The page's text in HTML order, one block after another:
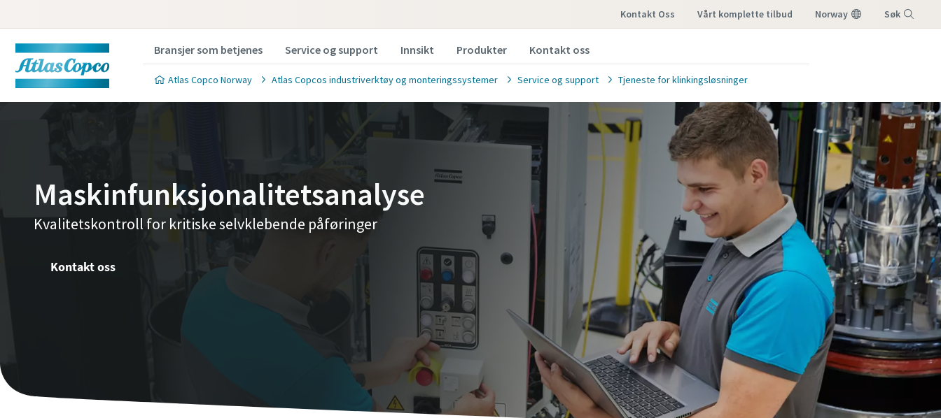
Kontakt Oss vårt komplette tilbud Norway Søk
Bransjer som betjenes Service og support Innsikt Produkter Kontakt oss
Atlas Copco Norway Atlas Copcos industriverktøy og monteringssystemer Service og support Tjeneste for klinkingsløsninger
Maskinfunksjonalitetsanalyse
Kvalitetskontroll for kritiske selvklebende påføringer
Kontakt oss